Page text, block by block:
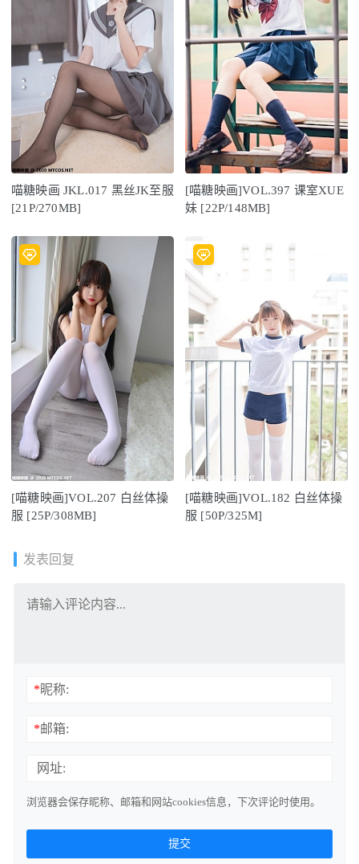
喵糖映画 JKL.017 黑丝JK至服
[21P/270MB]
[喵糖映画]VOL.397 课室XUE
妹 [22P/148MB]
[喵糖映画]VOL.207 白丝体操
服 [25P/308MB]
[喵糖映画]VOL.182 白丝体操
服 [50P/325M]
发表回复
*昵称:
*邮箱:
网址:
浏览器会保存昵称、邮箱和网站cookies信息，下次评论时使用。